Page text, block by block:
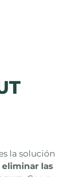
la solución
eliminar las